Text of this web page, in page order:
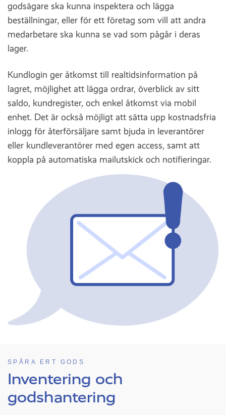
godsägare ska kunna inspektera och lägga
beställningar, eller för ett företag som vill att andra
medarbetare ska kunna se vad som pågår i deras
lager.
Kundlogin ger åtkomst till realtidsinformation på
lagret, möjlighet att lägga ordrar, överblick av sitt
saldo, kundregister, och enkel åtkomst via mobil
enhet. Det är också möjligt att sätta upp kostnadsfria
inlogg för återförsäljare samt bjuda in leverantörer
eller kundleverantörer med egen access, samt att
koppla på automatiska mailutskick och notifieringar.
SPÅRA ERT GODS
Inventering och
godshantering